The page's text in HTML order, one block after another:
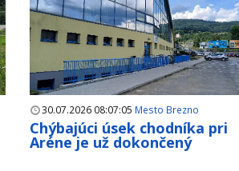
30.07.2026 08:07:05 Mesto Brezno
Chýbajúci úsek chodníka pri
Aréne je už dokončený